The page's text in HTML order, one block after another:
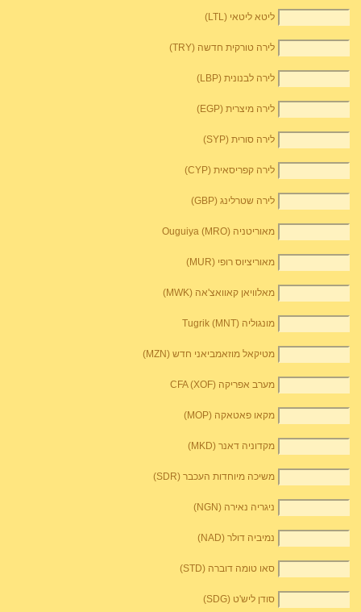
ליטא ליטאי (LTL)
לירה טורקית חדשה (TRY)
לירה לבנונית (LBP)
לירה מיצרית (EGP)
לירה סורית (SYP)
לירה קפריסאית (CYP)
לירה שטרלינג (GBP)
מאוריטניה Ouguiya (MRO)
מאוריציוס רופי (MUR)
מאלוויאן קאוואצ'אה (MWK)
מונגוליה Tugrik (MNT)
מטיקאל מוזאמביאני חדש (MZN)
מערב אפריקה CFA (XOF)
מקאו פאטאקה (MOP)
מקדוניה דאנר (MKD)
משיכה מיוחדות העכבר (SDR)
ניגריה נאירה (NGN)
נמיביה דולר (NAD)
סאו טומה דוברה (STD)
סודן ליש'ט (SDG)